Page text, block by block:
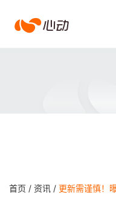
爱搜索结果
首页 / 资讯 /